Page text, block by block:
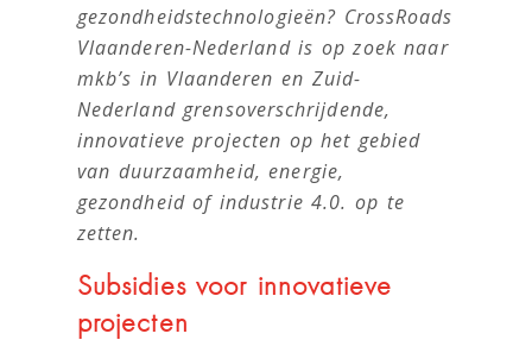
gezondheidstechnologieën? CrossRoads
Vlaanderen-Nederland is op zoek naar
mkb’s in Vlaanderen en Zuid-
Nederland grensoverschrijdende,
innovatieve projecten op het gebied
van duurzaamheid, energie,
gezondheid of industrie 4.0. op te
zetten.
Subsidies voor innovatieve
projecten